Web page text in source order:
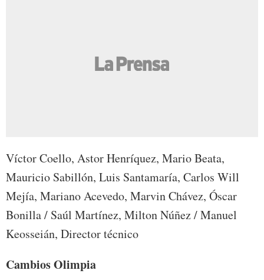
Víctor Coello, Astor Henríquez, Mario Beata,
Mauricio Sabillón, Luis Santamaría, Carlos Will
Mejía, Mariano Acevedo, Marvin Chávez, Óscar
Bonilla / Saúl Martínez, Milton Núñez / Manuel
Keosseián, Director técnico
Cambios Olimpia